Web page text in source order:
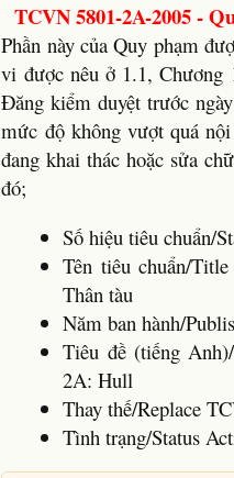
TCVN 5801-2A-2005 -
Phần này của Quy phạm
vi được nêu ở 1.1, Chương
Đăng kiểm duyệt trước
mức độ không vượt quá
đang khai thác hoặc sửa
đó;
Số hiệu tiêu chuẩn/
Tên tiêu chuẩn/
Thân tàu
Năm ban hành/
Tiêu đề (tiếng
2A: Hull
Thay thế/Replace
Tình trạng/Status